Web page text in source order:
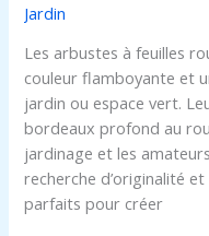
Jardin
Les arbustes à feuilles
couleur flamboyante et
jardin ou espace vert.
bordeaux profond au
jardinage et les
recherche d’originalité
parfaits pour créer